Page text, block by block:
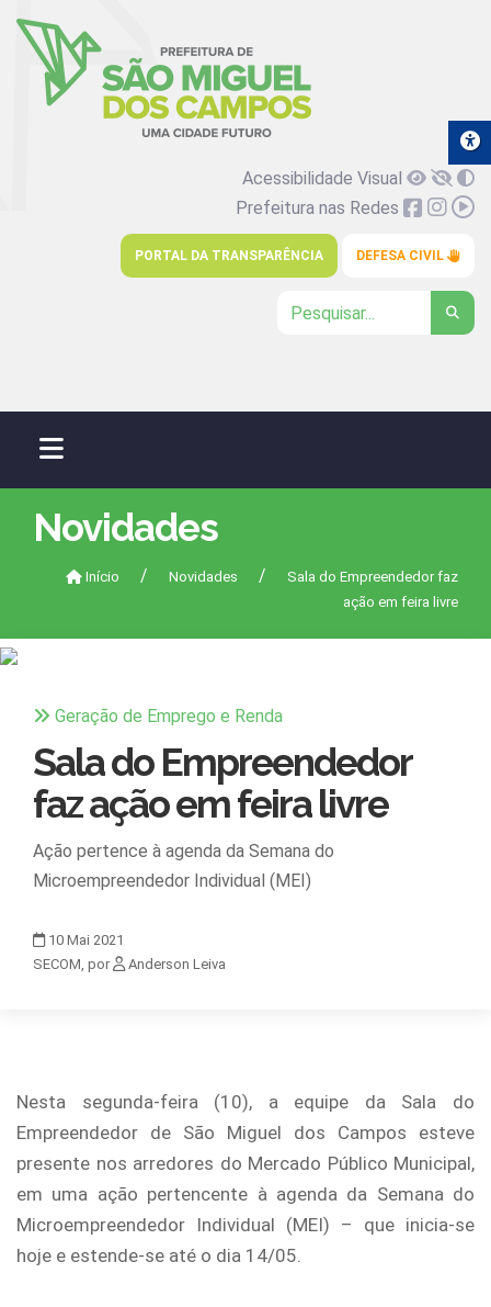
Acessibilidade Visual
Prefeitura nas Redes
PORTAL DA TRANSPARÊNCIA DEFESA CIVIL
Novidades
Início Novidades
Sala do Empreendedor faz
ação em feira livre
Geração de Emprego e Renda
Sala do Empreendedor
faz ação em feira livre
Ação pertence à agenda da Semana do
Microempreendedor Individual (MEI)
10 Mai 2021
SECOM, por
Anderson Leiva
Nesta segunda-feira (10), a equipe da Sala do
Empreendedor de São Miguel dos Campos esteve
presente nos arredores do Mercado Público Municipal,
em uma ação pertencente à agenda da Semana do
Microempreendedor Individual (MEI) – que inicia-se
hoje e estende-se até o dia 14/05.